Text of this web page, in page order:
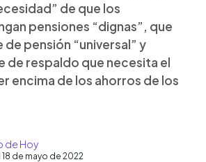
de que los
pensiones “dignas”, que
de pensión “universal” y
de respaldo que necesita el
encima de los ahorros de los
de Hoy
de mayo de 2022